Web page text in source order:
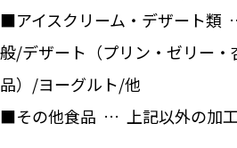
■アイスクリーム・デザート類
般/デザート（プリン・ゼリー
品）/ヨーグルト/他
■その他食品 … 上記以外の加